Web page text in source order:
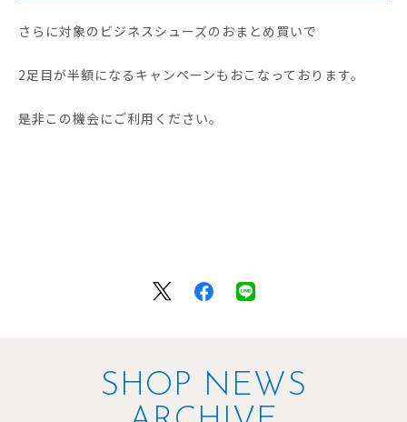
さらに対象のビジネスシューズのおまとめ買いで
2足目が半額になるキャンペーンもおこなっております。
是非この機会にご利用ください。
SHOP NEWS